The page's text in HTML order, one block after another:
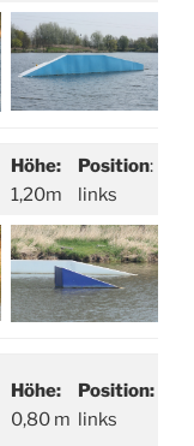
Höhe:
1,20m
Position:
links
Höhe:
0,80 m
Position:
links